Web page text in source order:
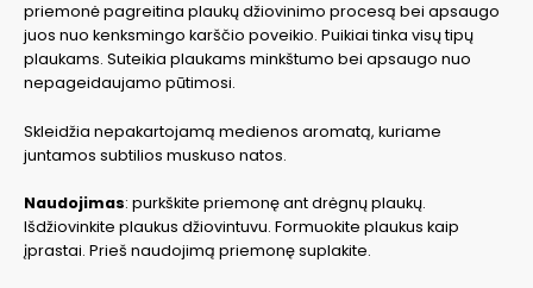
priemonė pagreitina plaukų džiovinimo procesą bei apsaugo
juos nuo kenksmingo karščio poveikio. Puikiai tinka visų tipų
plaukams. Suteikia plaukams minkštumo bei apsaugo nuo
nepageidaujamo pūtimosi.
Skleidžia nepakartojamą medienos aromatą, kuriame
juntamos subtilios muskuso natos.
Naudojimas: purkškite priemonę ant drėgnų plaukų.
Išdžiovinkite plaukus džiovintuvu. Formuokite plaukus kaip
įprastai. Prieš naudojimą priemonę suplakite.